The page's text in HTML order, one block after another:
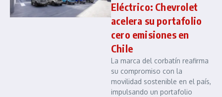
Eléctrico: Chevrolet
acelera su portafolio
cero emisiones en
Chile
La marca del corbatín reafirma
su compromiso con la
movilidad sostenible en el país,
impulsando un portafolio